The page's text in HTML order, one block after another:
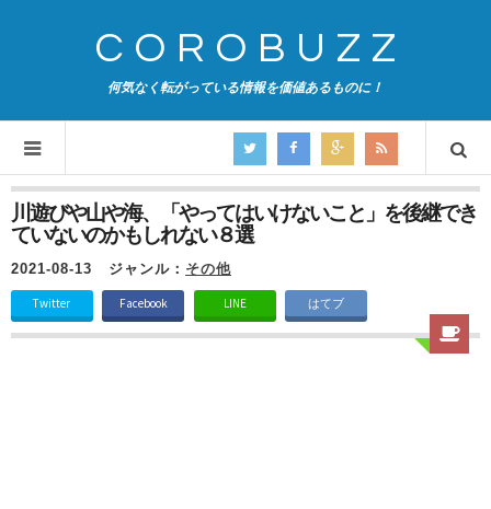
COROBUZZ
何気なく転がっている情報を価値あるものに！
川遊びや山や海、「やってはいけないこと」を後継でき
ていないのかもしれない８選
2021-08-13 ジャンル： その他
Twitter Facebook LINE はてブ